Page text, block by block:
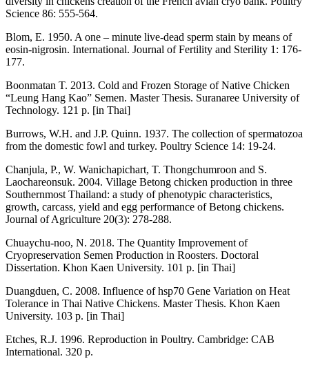
Science 86: 555-564.
Blom, E. 1950. A one – minute live-dead sperm stain by means of
eosin-nigrosin. International. Journal of Fertility and Sterility 1: 176-
177.
Boonmatan T. 2013. Cold and Frozen Storage of Native Chicken
“Leung Hang Kao” Semen. Master Thesis. Suranaree University of
Technology. 121 p. [in Thai]
Burrows, W.H. and J.P. Quinn. 1937. The collection of spermatozoa
from the domestic fowl and turkey. Poultry Science 14: 19-24.
Chanjula, P., W. Wanichapichart, T. Thongchumroon and S.
Laochareonsuk. 2004. Village Betong chicken production in three
Southernmost Thailand: a study of phenotypic characteristics,
growth, carcass, yield and egg performance of Betong chickens.
Journal of Agriculture 20(3): 278-288.
Chuaychu-noo, N. 2018. The Quantity Improvement of
Cryopreservation Semen Production in Roosters. Doctoral
Dissertation. Khon Kaen University. 101 p. [in Thai]
Duangduen, C. 2008. Influence of hsp70 Gene Variation on Heat
Tolerance in Thai Native Chickens. Master Thesis. Khon Kaen
University. 103 p. [in Thai]
Etches, R.J. 1996. Reproduction in Poultry. Cambridge: CAB
International. 320 p.